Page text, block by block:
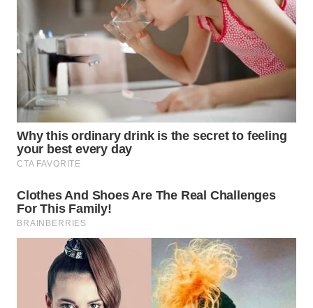
TANI
WAHANA
ADVOKAT
WAHANA
INFRASTRUKTUR
WAHANA
WAHANA
WAHANA
TRAVEL